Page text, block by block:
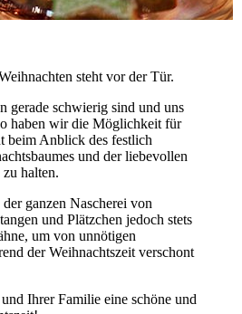
steht vor der Tür.
gerade schwierig sind und uns
haben wir die Möglichkeit für
beim Anblick des festlich
und der liebevollen
halten.
ganzen Nascherei von
und Plätzchen jedoch stets
um von unnötigen
der Weihnachtszeit verschont
Ihrer Familie eine schöne und